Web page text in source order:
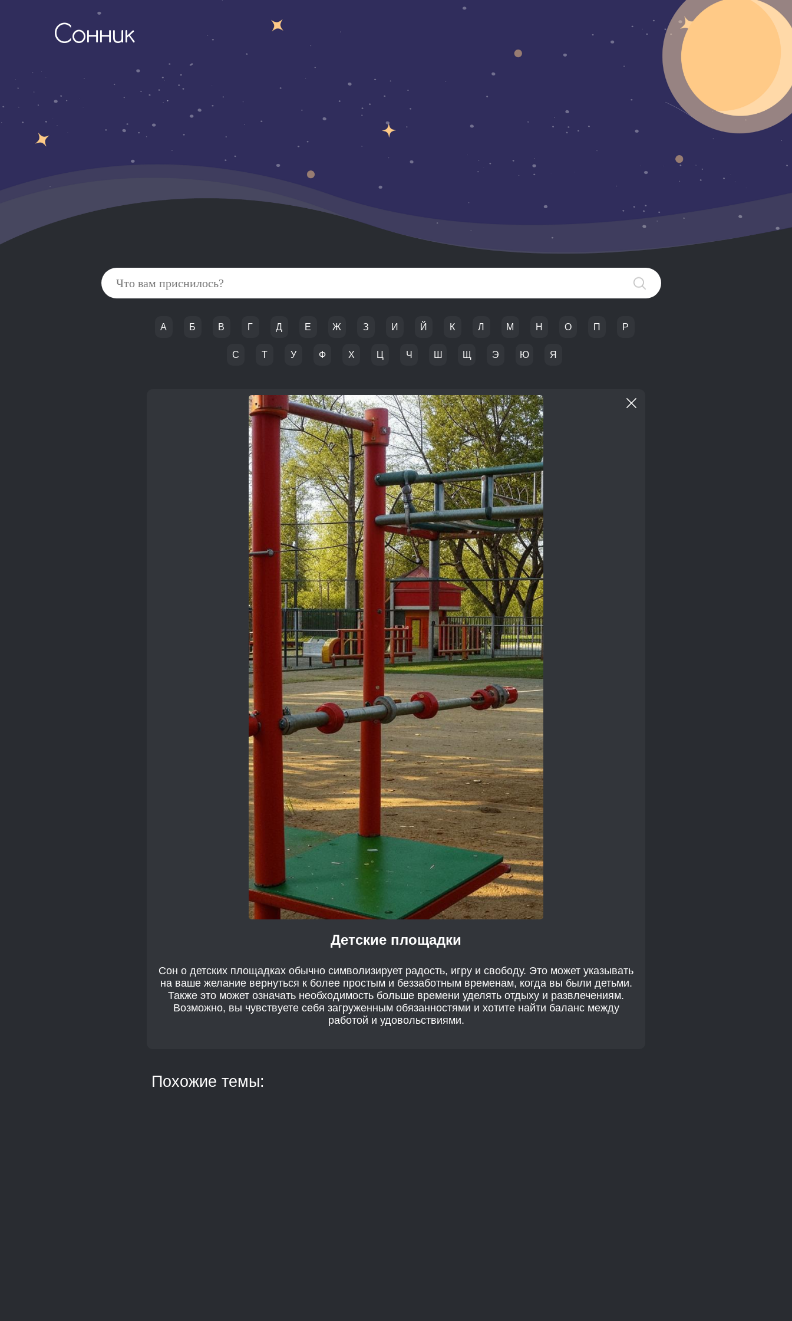
Сонник
А Б В Г Д Е Ж З И Й К Л М Н О П Р
С Т У Ф Х Ц Ч Ш Щ Э Ю Я
Детские площадки
Сон о детских площадках обычно символизирует радость, игру и свободу. Это может указывать
на ваше желание вернуться к более простым и беззаботным временам, когда вы были детьми.
Также это может означать необходимость больше времени уделять отдыху и развлечениям.
Возможно, вы чувствуете себя загруженным обязанностями и хотите найти баланс между
работой и удовольствиями.
Похожие темы: